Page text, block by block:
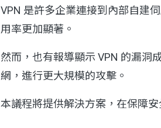
VPN 是許多企業連接到內部自建
用率更加顯著。
然而，也有報導顯示 VPN 的漏洞
網，進行更大規模的攻擊。
本議程將提供解決方案，在保障